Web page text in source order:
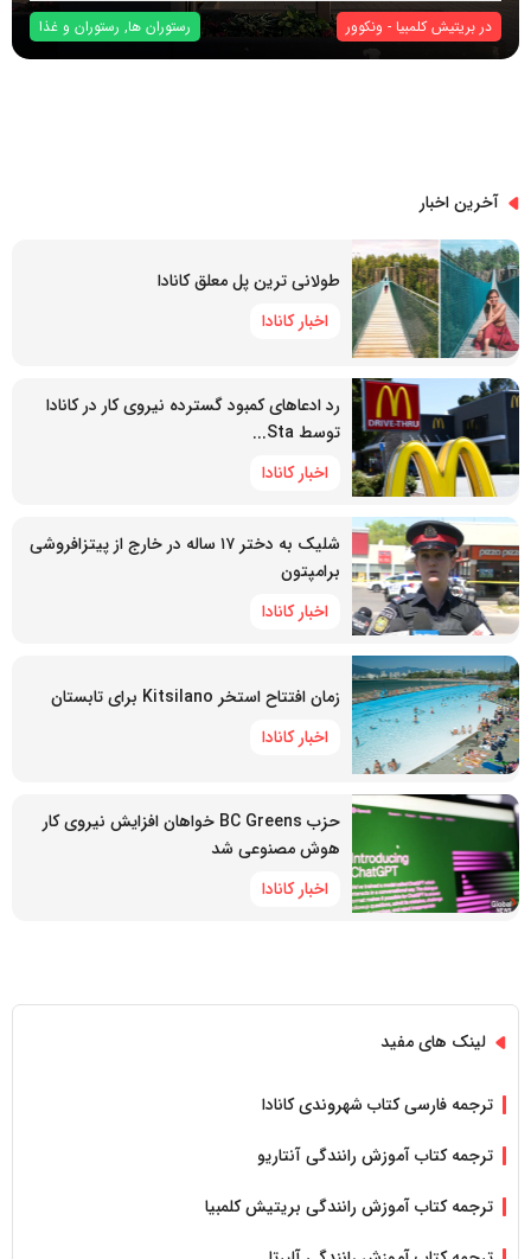
در بریتیش کلمبیا - ونکوور رستوران ها, رستوران و غذا
آخرین اخبار
طولانی ترین پل معلق کانادا
اخبار کانادا
رد ادعاهای کمبود گسترده نیروی کار در کانادا
توسط Sta...
اخبار کانادا
شلیک به دختر ۱۷ ساله در خارج از پیتزافروشی
برامپتون
اخبار کانادا
زمان افتتاح استخر Kitsilano برای تابستان
اخبار کانادا
حزب BC Greens خواهان افزایش نیروی کار
هوش مصنوعی شد
اخبار کانادا
لینک های مفید
ترجمه فارسی کتاب شهروندی کانادا
ترجمه کتاب آموزش رانندگی آنتاریو
ترجمه کتاب آموزش رانندگی بریتیش کلمبیا